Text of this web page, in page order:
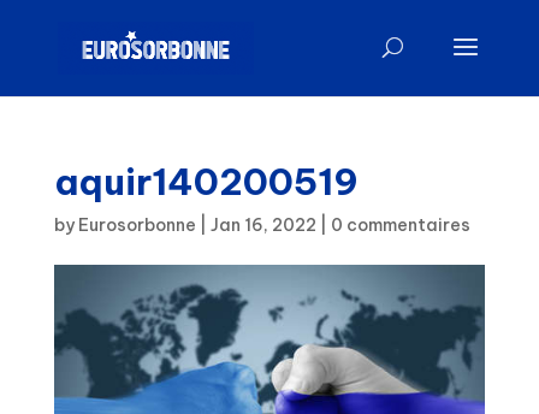
aquir140200519
by Eurosorbonne Jan 16, 2022 0 commentaires